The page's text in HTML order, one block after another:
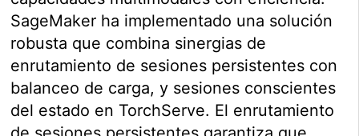
SageMaker ha implementado una solución
robusta que combina sinergias de
enrutamiento de sesiones persistentes con
balanceo de carga, y sesiones conscientes
del estado en TorchServe. El enrutamiento